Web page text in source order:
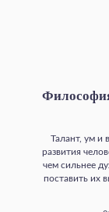
Талант, ум и
развития
чем сильнее
поставить их